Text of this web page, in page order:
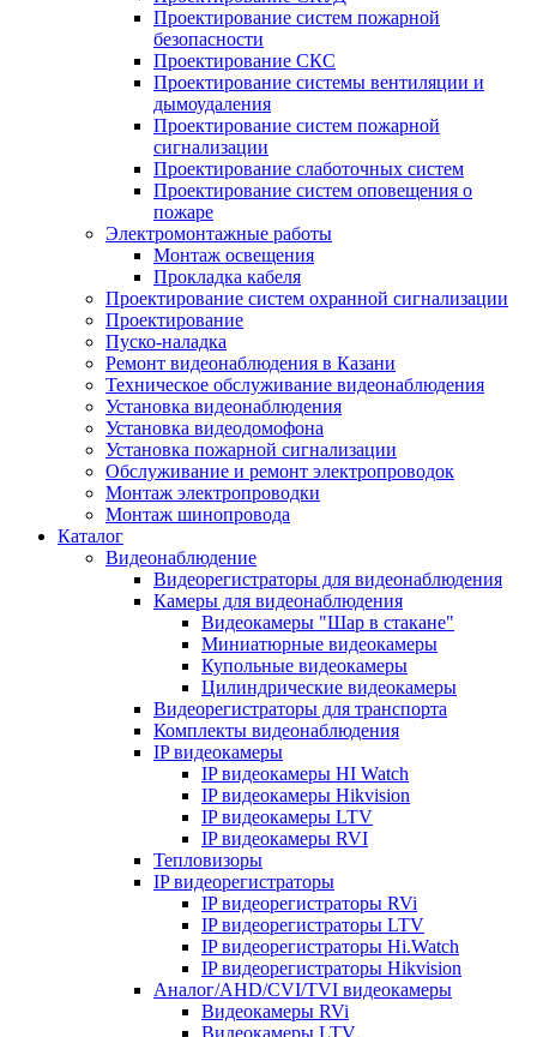
Проектирование систем пожарной
безопасности
Проектирование СКС
Проектирование системы вентиляции и
дымоудаления
Проектирование систем пожарной
сигнализации
Проектирование слаботочных систем
Проектирование систем оповещения о
пожаре
Электромонтажные работы
Монтаж освещения
Прокладка кабеля
Проектирование систем охранной сигнализации
Проектирование
Пуско-наладка
Ремонт видеонаблюдения в Казани
Техническое обслуживание видеонаблюдения
Установка видеонаблюдения
Установка видеодомофона
Установка пожарной сигнализации
Обслуживание и ремонт электропроводок
Монтаж электропроводки
Монтаж шинопровода
Каталог
Видеонаблюдение
Видеорегистраторы для видеонаблюдения
Камеры для видеонаблюдения
Видеокамеры "Шар в стакане"
Миниатюрные видеокамеры
Купольные видеокамеры
Цилиндрические видеокамеры
Видеорегистраторы для транспорта
Комплекты видеонаблюдения
IP видеокамеры
IP видеокамеры HI Watch
IP видеокамеры Hikvision
IP видеокамеры LTV
IP видеокамеры RVI
Тепловизоры
IP видеорегистраторы
IP видеорегистраторы RVi
IP видеорегистраторы LTV
IP видеорегистраторы Hi.Watch
IP видеорегистраторы Hikvision
Аналог/AHD/CVI/TVI видеокамеры
Видеокамеры RVi
Видеокамеры LTV